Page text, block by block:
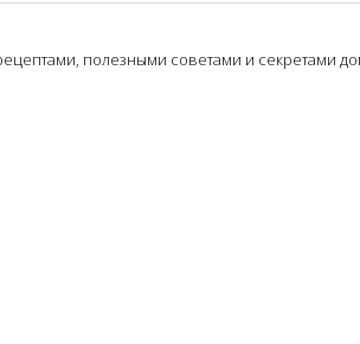
полезными советами и секретами